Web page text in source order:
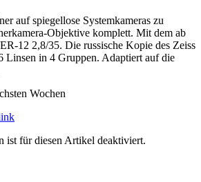
auf spiegellose Systemkameras zu
Objektive komplett. Mit dem ab
12 2,8/35. Die russische Kopie des Zeiss
Linsen in 4 Gruppen. Adaptiert auf die
Wochen
ist für diesen Artikel deaktiviert.